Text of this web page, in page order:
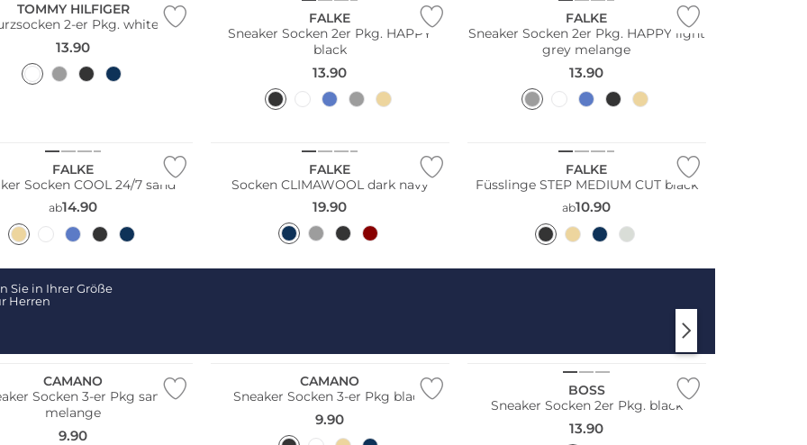
TOMMY HILFIGER
2-er Pkg. white
13.90
FALKE
Sneaker Socken 2er Pkg. HAPPY
black
13.90
FALKE
Sneaker Socken 2er Pkg. HAPPY light
grey melange
13.90
FALKE
Socken COOL 24/7 sand
ab14.90
FALKE
Socken CLIMAWOOL dark navy
19.90
FALKE
Füsslinge STEP MEDIUM CUT black
ab10.90
Sie in Ihrer Größe
Herren
CAMANO
Socken 3-er Pkg sand
melange
9.90
CAMANO
Sneaker Socken 3-er Pkg black
9.90
BOSS
Sneaker Socken 2er Pkg. black
13.90